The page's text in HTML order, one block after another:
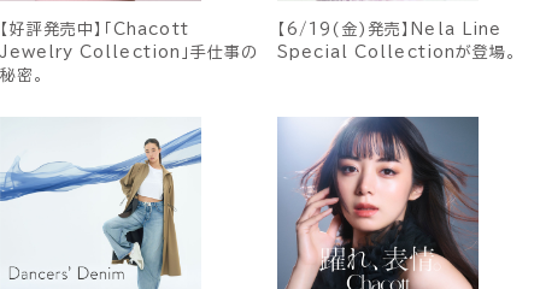
【好評発売中】「Chacott
Jewelry Collection」手仕事の
秘密。
【6/19(金)発売】Nela Line
Special Collectionが登場。